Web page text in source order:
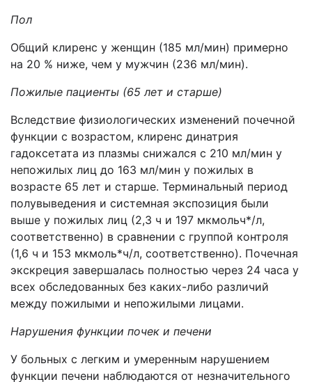
Пол
Общий клиренс у женщин (185 мл/мин) примерно
на 20 % ниже, чем у мужчин (236 мл/мин).
Пожилые пациенты (65 лет и старше)
Вследствие физиологических изменений почечной
функции с возрастом, клиренс динатрия
гадоксетата из плазмы снижался с 210 мл/мин у
непожилых лиц до 163 мл/мин у пожилых в
возрасте 65 лет и старше. Терминальный период
полувыведения и системная экспозиция были
выше у пожилых лиц (2,3 ч и 197 мкмольч*/л,
соответственно) в сравнении с группой контроля
(1,6 ч и 153 мкмоль*ч/л, соответственно). Почечная
экскреция завершалась полностью через 24 часа у
всех обследованных без каких-либо различий
между пожилыми и непожилыми лицами.
Нарушения функции почек и печени
У больных с легким и умеренным нарушением
функции печени наблюдаются от незначительного